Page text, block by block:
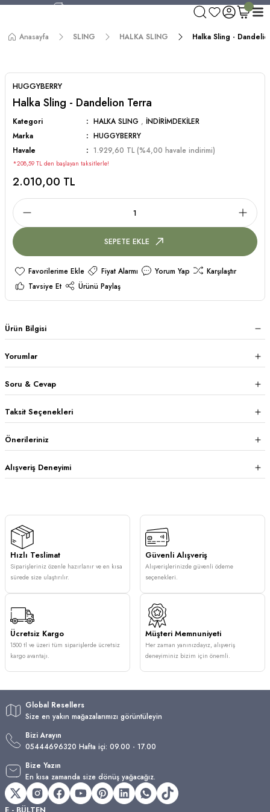
750 TL ve Üzeri Alışverişlerde Kargo Bedava!
Worldwide Shipping!
Anasayfa SLING HALKA SLING Halka Sling -
HUGGYBERRY
Halka Sling - Dandelion Terra
Kategori HALKA SLING , İNDİRİMDEKİLER
Marka
HUGGYBERRY
Havale
1.929,60 TL (%4,00 havale indirimi)
*208,59 TL den başlayan taksitlerle!
2.010,00 TL
SEPETE EKLE
Fiyat Alarmı Yorum Yap
Karşılaştır
Tavsiye Et
Ürünü Paylaş
Ürün Bilgisi
Yorumlar
Soru & Cevap
Taksit Seçenekleri
Önerileriniz
Alışveriş Deneyimi
Hızlı Teslimat
Siparişleriniz özenle hazırlanır ve en kısa
sürede size ulaştırılır.
Güvenli Alışveriş
Alışverişlerinizde güvenli ödeme
seçenekleri.
Ücretsiz Kargo
1500 tl ve üzeri tüm siparişlerde ücretsiz
kargo avantajı.
Müşteri Memnuniyeti
Her zaman yanınızdayız, alışveriş
deneyiminiz bizim için önemli.
Global Resellers
Size en yakın mağazalarımızı görüntüleyin
Bizi Arayın
05444696320 Hafta içi: 09.00 - 17.00
Bize Yazın
En kısa zamanda size dönüş yağacağız.